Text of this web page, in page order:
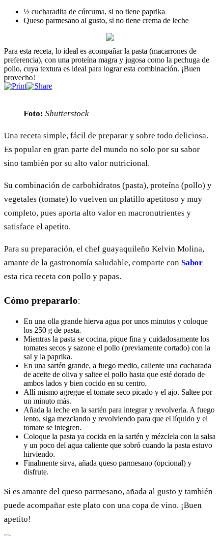
½ cucharadita de cúrcuma, si no tiene paprika
Queso parmesano al gusto, si no tiene crema de leche
Para esta receta, lo ideal es acompañar la pasta (macarrones de
preferencia), con una proteína magra y jugosa como la pechuga de
pollo, cuya textura es ideal para lograr esta combinación. ¡Buen
provecho!
Foto: Shutterstock
Una receta simple, fácil de preparar y sobre todo deliciosa.
Es popular en gran parte del mundo no solo por su sabor
sino también por su alto valor nutricional.
Su combinación de carbohidratos (pasta), proteína (pollo) y
vegetales (tomate) lo vuelven un platillo apetitoso y muy
completo, pues aporta alto valor en macronutrientes y
satisface el apetito.
Para su preparación, el chef guayaquileño Kelvin Molina,
amante de la gastronomía saludable, comparte con Sabor
esta rica receta con pollo y papas.
Cómo prepararlo:
En una olla grande hierva agua por unos minutos y coloque
los 250 g de pasta.
Mientras la pasta se cocina, pique fina y cuidadosamente los
tomates secos y sazone el pollo (previamente cortado) con la
sal y la paprika.
En una sartén grande, a fuego medio, caliente una cucharada
de aceite de oliva y saltee el pollo hasta que esté dorado de
ambos lados y bien cocido en su centro.
Allí mismo agregue el tomate seco picado y el ajo. Saltee por
un minuto más.
Añada la leche en la sartén para integrar y revolverla. A fuego
lento, siga mezclando y revolviendo para que el líquido y el
tomate se integren.
Coloque la pasta ya cocida en la sartén y mézclela con la salsa
y un poco del agua caliente que sobró cuando la pasta estuvo
hirviendo.
Finalmente sirva, añada queso parmesano (opcional) y
disfrute.
Si es amante del queso parmesano, añada al gusto y también
puede acompañar este plato con una copa de vino. ¡Buen
apetito!